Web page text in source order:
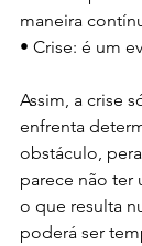
maneira
• Crise: é um
Assim, a crise
enfrenta
obstáculo,
parece não ter
o que resulta
poderá ser